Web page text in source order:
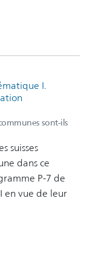
I.
sont-ils
suisses
dans ce
P-7 de
en vue de leur